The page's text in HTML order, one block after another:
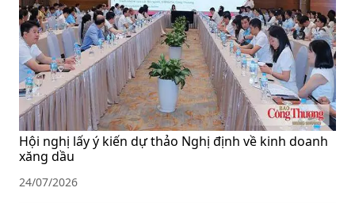
Hội nghị lấy ý kiến dự thảo Nghị định về kinh doanh
xăng dầu
24/07/2026